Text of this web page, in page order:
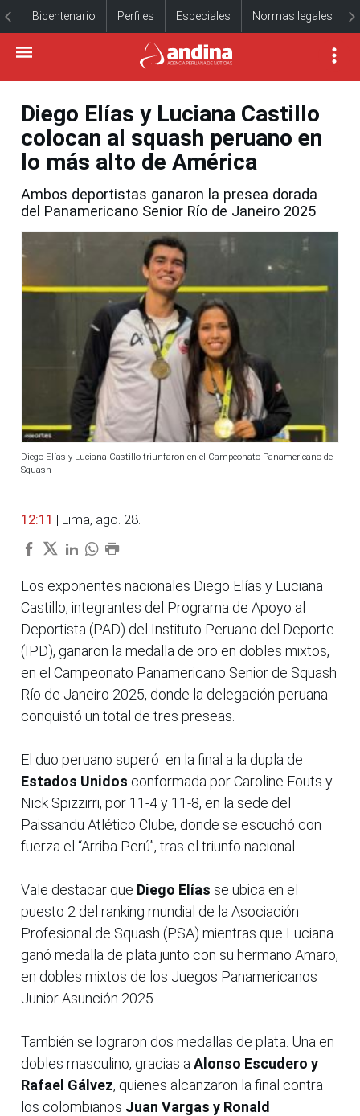
Bicentenario Perfiles Especiales Normas legales
Diego Elías y Luciana Castillo
colocan al squash peruano en
lo más alto de América
Ambos deportistas ganaron la presea dorada
del Panamericano Senior Río de Janeiro 2025
Diego Elías y Luciana Castillo triunfaron en el Campeonato Panamericano de
Squash
12:11 | Lima, ago. 28.
Los exponentes nacionales Diego Elías y Luciana
Castillo, integrantes del Programa de Apoyo al
Deportista (PAD) del Instituto Peruano del Deporte
(IPD), ganaron la medalla de oro en dobles mixtos,
en el Campeonato Panamericano Senior de Squash
Río de Janeiro 2025, donde la delegación peruana
conquistó un total de tres preseas.
El duo peruano superó en la final a la dupla de
Estados Unidos conformada por Caroline Fouts y
Nick Spizzirri, por 11-4 y 11-8, en la sede del
Paissandu Atlético Clube, donde se escuchó con
fuerza el “Arriba Perú”, tras el triunfo nacional.
Vale destacar que Diego Elías se ubica en el
puesto 2 del ranking mundial de la Asociación
Profesional de Squash (PSA) mientras que Luciana
ganó medalla de plata junto con su hermano Amaro,
en dobles mixtos de los Juegos Panamericanos
Junior Asunción 2025.
También se lograron dos medallas de plata. Una en
dobles masculino, gracias a Alonso Escudero y
Rafael Gálvez, quienes alcanzaron la final contra
los colombianos Juan Vargas y Ronald